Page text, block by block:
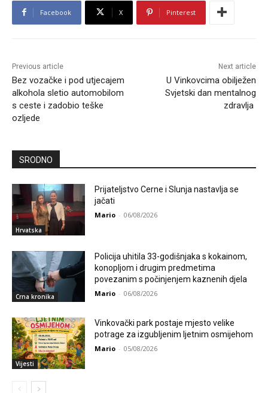
Facebook X Pinterest
Previous article
Bez vozačke i pod utjecajem
alkohola sletio automobilom
s ceste i zadobio teške
ozljede
Next article
U Vinkovcima obilježen
Svjetski dan mentalnog
zdravlja
SRODNO
Hrvatska
Prijateljstvo Cerne i Slunja nastavlja se
jačati
Mario - 06/08/2026
Crna kronika
Policija uhitila 33-godišnjaka s kokainom,
konopljom i drugim predmetima
povezanim s počinjenjem kaznenih djela
Mario - 06/08/2026
Vijesti
Vinkovački park postaje mjesto velike
potrage za izgubljenim ljetnim osmijehom
Mario - 05/08/2026